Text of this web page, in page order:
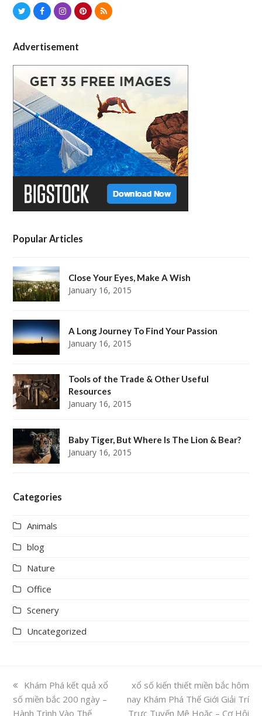
T
i
t
t
e
r
c
e
b
o
o
k
s
t
a
r
a
m
P
t
e
e
s
t
R
Advertisement
Popular Articles
Close Your Eyes, Make A Wish
January 16, 2015
A Long Journey To Find Your Passion
January 16, 2015
Tools of the Trade & Other Useful
Resources
January 16, 2015
Baby Tiger, But Where Is The Lion & Bear?
January 16, 2015
Categories
Animals
blog
Nature
Office
Scenery
Uncategorized
previous
post:
Khám Phá kết quả xổ
số miền bắc 200 ngày –
Hành Trình Vào Thế
next
post:
xổ số kiến thiết miền bắc hôm
nay Khám Phá Thế Giới Giải Trí
Trực Tuyến Mê Hoặc – Cơ Hội